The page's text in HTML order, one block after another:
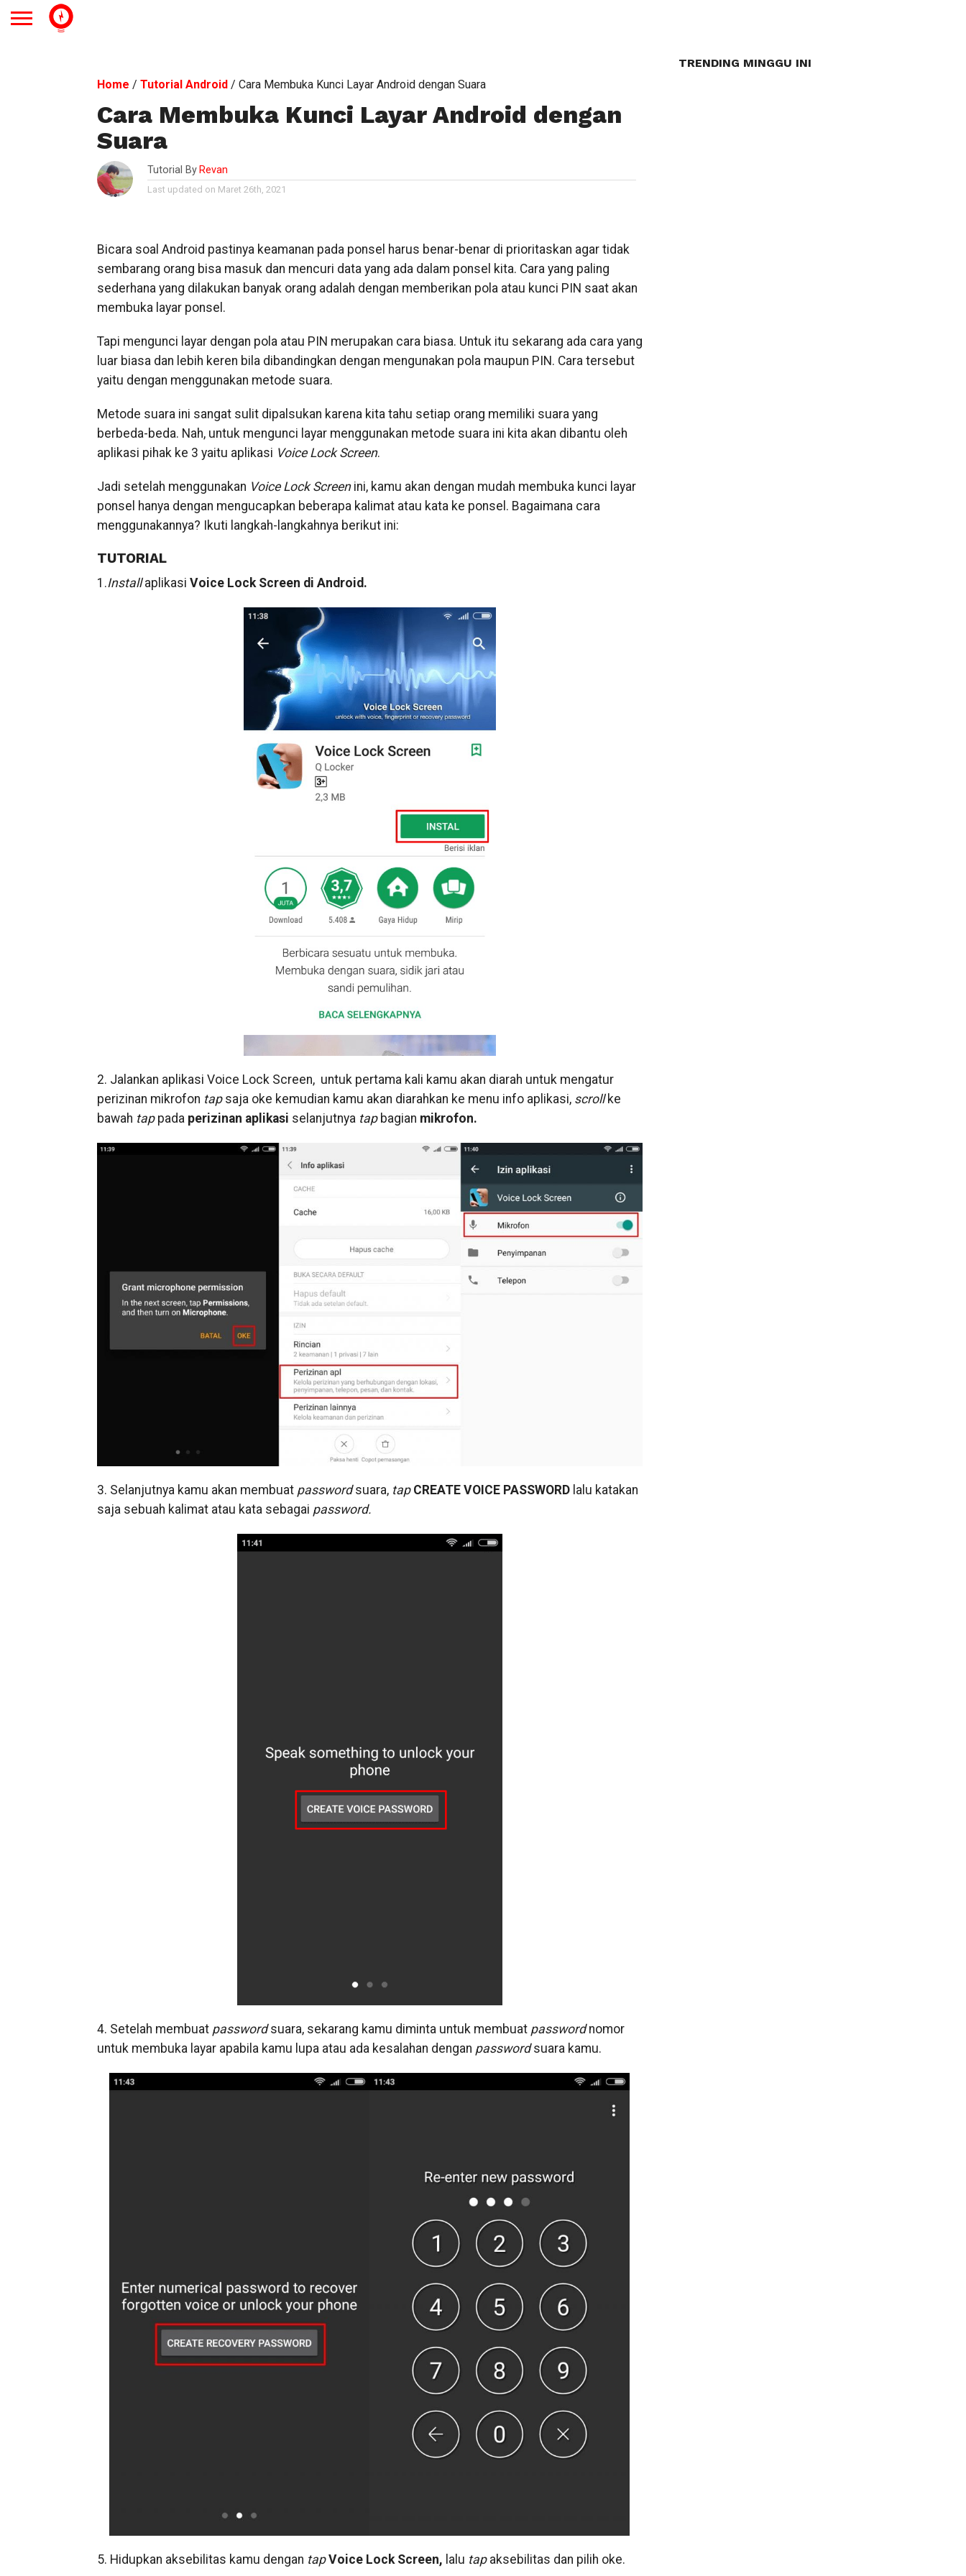
Home / Tutorial Android/ Cara Membuka Kunci Layar Android dengan Suara
Cara Membuka Kunci Layar Android dengan
Suara
Tutorial By Revan
Last updated on Maret 26th, 2021
Bicara soal Android pastinya keamanan pada ponsel harus benar-benar di prioritaskan agar tidak
sembarang orang bisa masuk dan mencuri data yang ada dalam ponsel kita. Cara yang paling
sederhana yang dilakukan banyak orang adalah dengan memberikan pola atau kunci PIN saat akan
membuka layar ponsel.
Tapi mengunci layar dengan pola atau PIN merupakan cara biasa. Untuk itu sekarang ada cara yang
luar biasa dan lebih keren bila dibandingkan dengan mengunakan pola maupun PIN. Cara tersebut
yaitu dengan menggunakan metode suara.
Metode suara ini sangat sulit dipalsukan karena kita tahu setiap orang memiliki suara yang
berbeda-beda. Nah, untuk mengunci layar menggunakan metode suara ini kita akan dibantu oleh
aplikasi pihak ke 3 yaitu aplikasi Voice Lock Screen.
Jadi setelah menggunakan Voice Lock Screenini, kamu akan dengan mudah membuka kunci layar
ponsel hanya dengan mengucapkan beberapa kalimat atau kata ke ponsel. Bagaimana cara
menggunakannya? Ikuti langkah-langkahnya berikut ini:
TUTORIAL
1.Installaplikasi Voice Lock Screen di Android.
2. Jalankan aplikasi Voice Lock Screen, untuk pertama kali kamu akan diarah untuk mengatur
perizinan mikrofon tapsaja oke kemudian kamu akan diarahkan ke menu info aplikasi, scrollke
bawah tappada perizinan aplikasi selanjutnya tapbagian mikrofon.
3. Selanjutnya kamu akan membuat passwordsuara,tap CREATE VOICE PASSWORDlalu katakan
saja sebuah kalimat atau kata sebagai password.
4. Setelah membuat passwordsuara, sekarang kamu diminta untuk membuat passwordnomor
untuk membuka layar apabila kamu lupa atau ada kesalahan dengan passwordsuara kamu.
5. Hidupkan aksebilitas kamu dengan tapVoice Lock Screen, lalu tapaksebilitas dan pilih oke.
TRENDING MINGGU INI